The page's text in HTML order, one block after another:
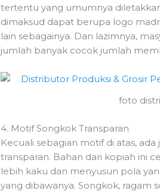
tertentu yang umumnya
dimaksud dapat berupa logo
lain sebagainya. Dan lazimnya,
jumlah banyak cocok jumlah
foto
4. Motif Songkok Transparan
Kecuali sebagian motif di atas,
transparan. Bahan dari kopiah ini
lebih kaku dan menyusun pola
yang dibawanya. Songkok, ragam